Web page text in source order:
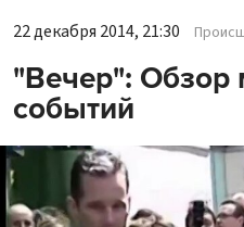
22 декабря 2014, 21:30
"Вечер": Обзор
событий